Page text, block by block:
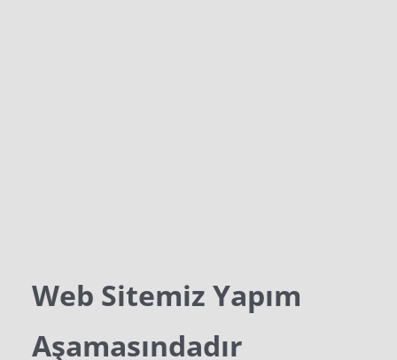
Web Sitemiz Yapım
Aşamasındadır